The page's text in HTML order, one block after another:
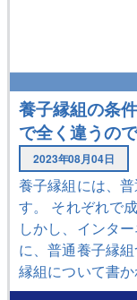
養子縁組の条
で全く違うの
2023年08月04日
養子縁組には、
す。 それぞれで
しかし、インタ
に、普通養子縁
縁組について書